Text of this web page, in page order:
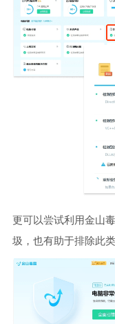
更可以尝试利用金山
圾，也有助于排除此类